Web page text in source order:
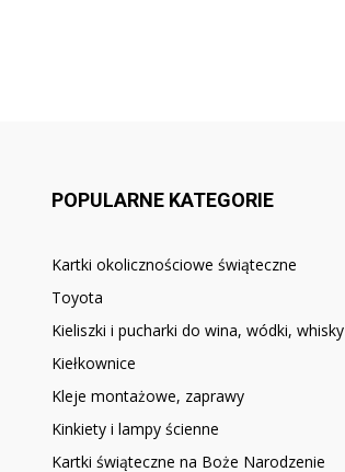
POPULARNE KATEGORIE
Kartki okolicznościowe świąteczne
Toyota
Kieliszki i pucharki do wina, wódki, whisky
Kiełkownice
Kleje montażowe, zaprawy
Kinkiety i lampy ścienne
Kartki świąteczne na Boże Narodzenie